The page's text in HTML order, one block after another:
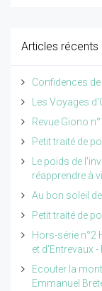
Articles récents
Confidences
Les Voyages
Revue Giono
Petit traité de
Le poids de
réapprendre à
Au bon soleil
Petit traité de
Hors-série n°2
et d'Entrevaux
Ecouter la
Emmanuel